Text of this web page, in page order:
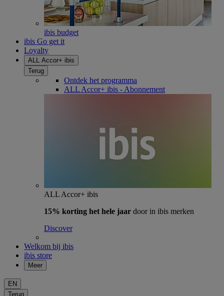
ibis budget
ibis Go get it
Loyalty
ALL Accor+ ibis
Terug
Ontdek het programma
ALL Accor+ ibis - Abonnement
ALL Accor+ ibis
15% korting het hele jaar door in ibis merken
Discover
Welkom bij ibis
ibis store
Meer
EN
Terug